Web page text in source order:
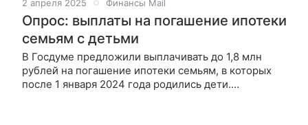
2 апреля 2025 Финансы Mail
Опрос: выплаты на погашение ипотеки
семьям с детьми
В Госдуме предложили выплачивать до 1,8 млн
рублей на погашение ипотеки семьям, в которых
после 1 января 2024 года родились дети.